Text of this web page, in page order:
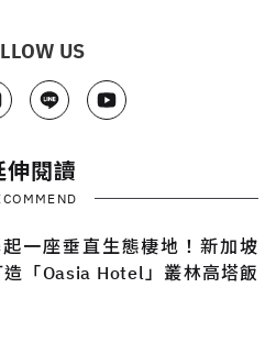
US
伸閱讀
一座垂直生態棲地！新加坡
造「Oasia Hotel」叢林高塔飯